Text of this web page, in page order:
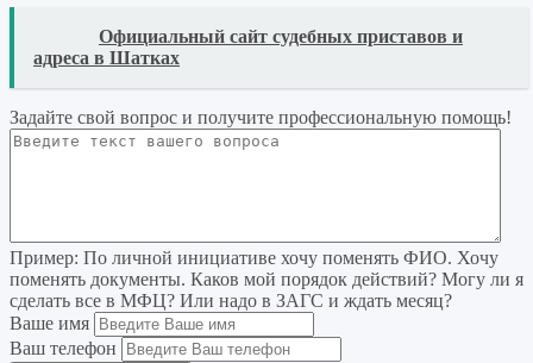
Официальный сайт судебных приставов и
адреса в Шатках
Задайте свой вопрос и получите профессиональную помощь!
Пример: По личной инициативе хочу поменять ФИО. Хочу
поменять документы. Каков мой порядок действий? Могу ли я
сделать все в МФЦ? Или надо в ЗАГС и ждать месяц?
Ваше имя
Ваш телефон